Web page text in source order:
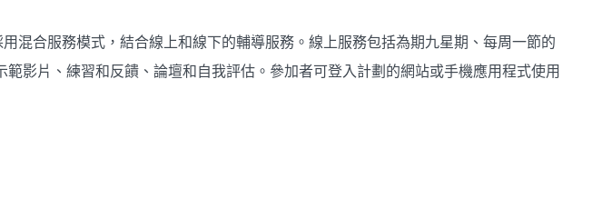
混合服務模式，結合線上和線下的輔導服務。線上服務包括為期九星期、每周一節的
影片、練習和反饋、論壇和自我評估。參加者可登入計劃的網站或手機應用程式使用